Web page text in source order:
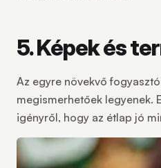
5. Képek és
Az egyre növekvő
megismerhetőek legyenek.
igényről, hogy az étlap jó